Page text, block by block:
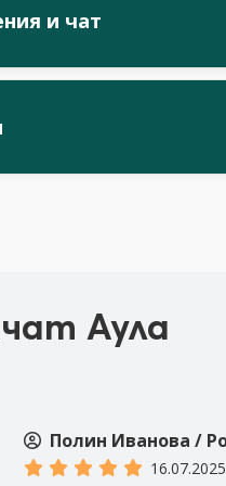
и чат
Аула
Ilian87980
25.06.2025